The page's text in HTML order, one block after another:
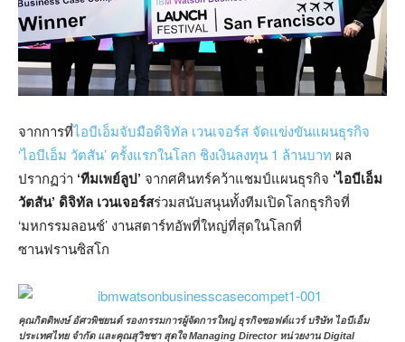
จากการที่ไอบีเอ็มจับมือดิจิทัล เวนเจอร์ส จัดแข่งขันแผนธุรกิจ
‘ไอบีเอ็ม วัตสัน’ ครั้งแรกในโลก ชิงเงินลงทุน 1 ล้านบาท ผล
ปรากฏว่า ‘ทีมเพย์ลูป’ จากศศินทร์คว้าแชมป์แผนธุรกิจ ‘ไอบีเอ็ม
วัตสัน’ ดิจิทัล เวนเจอร์สร่วมสนับสนุนทั้งทีมเปิดโลกธุรกิจที่
‘มหกรรมลอนช์’ งานสตาร์ทอัพที่ใหญ่ที่สุดในโลกที่
ซานฟรานซิสโก
คุณกิตติพงษ์ อัศวพิชยนต์ รองกรรมการผู้จัดการใหญ่ ธุรกิจซอฟต์แวร์ บริษัท ไอบีเอ็ม
ประเทศไทย จำกัด และคุณสุวิชชา สุดใจ Managing Director หน่วยงาน Digital